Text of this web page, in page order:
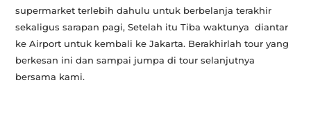
supermarket terlebih dahulu untuk berbelanja terakhir
sekaligus sarapan pagi, Setelah itu Tiba waktunya diantar
ke Airport untuk kembali ke Jakarta. Berakhirlah tour yang
berkesan ini dan sampai jumpa di tour selanjutnya
bersama kami.